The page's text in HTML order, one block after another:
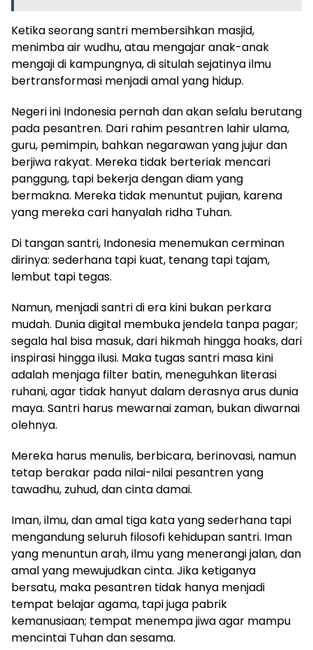
Ketika seorang santri membersihkan masjid,
menimba air wudhu, atau mengajar anak-anak
mengaji di kampungnya, di situlah sejatinya ilmu
bertransformasi menjadi amal yang hidup.
Negeri ini Indonesia pernah dan akan selalu berutang
pada pesantren. Dari rahim pesantren lahir ulama,
guru, pemimpin, bahkan negarawan yang jujur dan
berjiwa rakyat. Mereka tidak berteriak mencari
panggung, tapi bekerja dengan diam yang
bermakna. Mereka tidak menuntut pujian, karena
yang mereka cari hanyalah ridha Tuhan.
Di tangan santri, Indonesia menemukan cerminan
dirinya: sederhana tapi kuat, tenang tapi tajam,
lembut tapi tegas.
Namun, menjadi santri di era kini bukan perkara
mudah. Dunia digital membuka jendela tanpa pagar;
segala hal bisa masuk, dari hikmah hingga hoaks, dari
inspirasi hingga ilusi. Maka tugas santri masa kini
adalah menjaga filter batin, meneguhkan literasi
ruhani, agar tidak hanyut dalam derasnya arus dunia
maya. Santri harus mewarnai zaman, bukan diwarnai
olehnya.
Mereka harus menulis, berbicara, berinovasi, namun
tetap berakar pada nilai-nilai pesantren yang
tawadhu, zuhud, dan cinta damai.
Iman, ilmu, dan amal tiga kata yang sederhana tapi
mengandung seluruh filosofi kehidupan santri. Iman
yang menuntun arah, ilmu yang menerangi jalan, dan
amal yang mewujudkan cinta. Jika ketiganya
bersatu, maka pesantren tidak hanya menjadi
tempat belajar agama, tapi juga pabrik
kemanusiaan; tempat menempa jiwa agar mampu
mencintai Tuhan dan sesama.